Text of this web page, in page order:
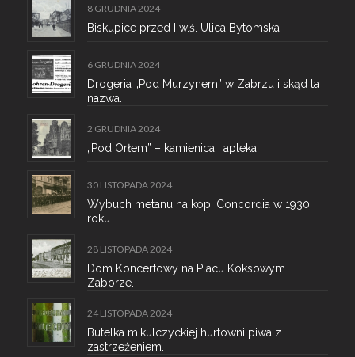
8 GRUDNIA 2024
Biskupice przed I w.ś. Ulica Bytomska.
6 GRUDNIA 2024
Drogeria „Pod Murzynem” w Zabrzu i skąd ta
nazwa.
2 GRUDNIA 2024
„Pod Orłem” – kamienica i apteka.
30 LISTOPADA 2024
Wybuch metanu na kop. Concordia w 1930
roku.
28 LISTOPADA 2024
Dom Koncertowy na Placu Koksowym.
Zaborze.
24 LISTOPADA 2024
Butelka mikulczyckiej hurtowni piwa z
zastrzeżeniem.